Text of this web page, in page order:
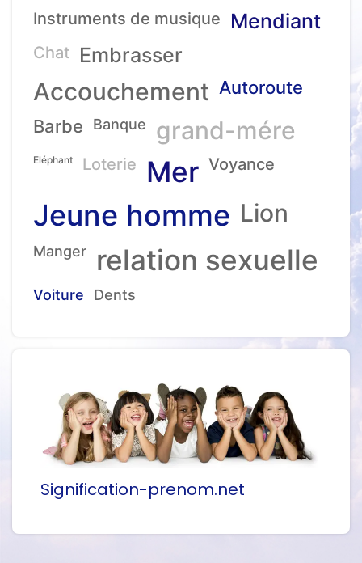
Instruments de musique Mendiant
Chat Embrasser
Accouchement Autoroute
Barbe
Banque grand-mére
Eléphant Loterie Mer Voyance
Jeune homme Lion
Manger relation sexuelle
Voiture Dents
Signification-prenom.net